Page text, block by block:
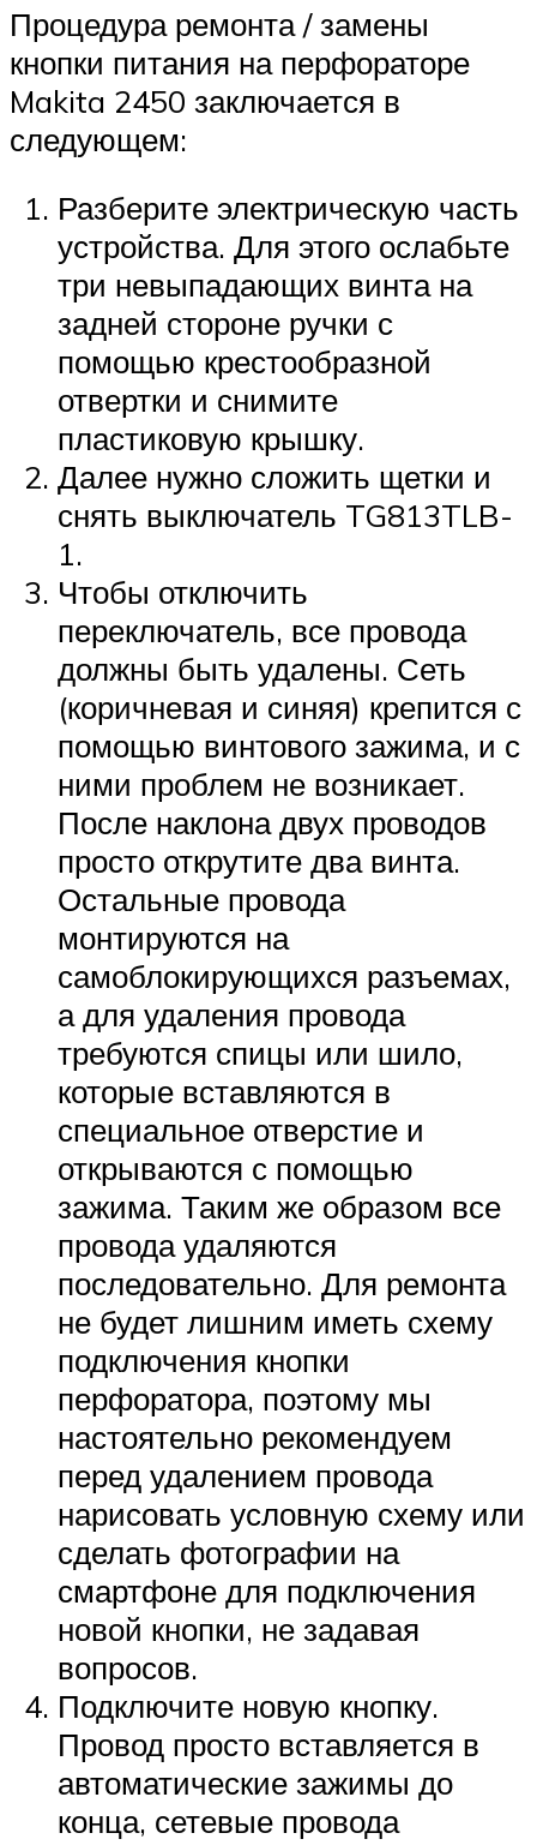
Процедура ремонта / замены
кнопки питания на перфораторе
Makita 2450 заключается в
следующем:
Разберите электрическую часть
устройства. Для этого ослабьте
три невыпадающих винта на
задней стороне ручки с
помощью крестообразной
отвертки и снимите
пластиковую крышку.
Далее нужно сложить щетки и
снять выключатель TG813TLB-
1.
Чтобы отключить
переключатель, все провода
должны быть удалены. Сеть
(коричневая и синяя) крепится с
помощью винтового зажима, и с
ними проблем не возникает.
После наклона двух проводов
просто открутите два винта.
Остальные провода
монтируются на
самоблокирующихся разъемах,
а для удаления провода
требуются спицы или шило,
которые вставляются в
специальное отверстие и
открываются с помощью
зажима. Таким же образом все
провода удаляются
последовательно. Для ремонта
не будет лишним иметь схему
подключения кнопки
перфоратора, поэтому мы
настоятельно рекомендуем
перед удалением провода
нарисовать условную схему или
сделать фотографии на
смартфоне для подключения
новой кнопки, не задавая
вопросов.
Подключите новую кнопку.
Провод просто вставляется в
автоматические зажимы до
конца, сетевые провода